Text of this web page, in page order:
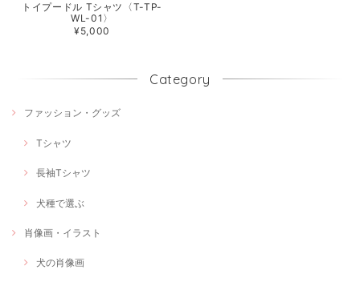
トイプードル Tシャツ〈T-TP-
WL-01〉
¥5,000
Category
ファッション・グッズ
Tシャツ
長袖Tシャツ
犬種で選ぶ
肖像画・イラスト
犬の肖像画